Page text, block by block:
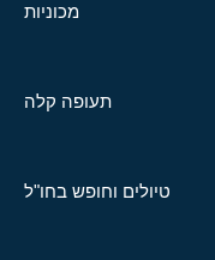
מכוניות
תעופה קלה
טיולים וחופש בחו"ל